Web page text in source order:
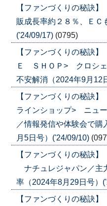
【ファンづくりの秘訣
販成長率約２８％、ＥＣ
('24/09/17) (0795)
【ファンづくりの秘訣
Ｅ ＳＨＯＰ> クロシェ
不安解消（2024年9月12
【ファンづくりの秘訣
ラインショップ> ニュ
／情報発信や体験会で
月5日号）('24/09/10)
【ファンづくりの秘訣
ナチュレジャパン／主
率（2024年8月29日号）
【ファンづくりの秘訣